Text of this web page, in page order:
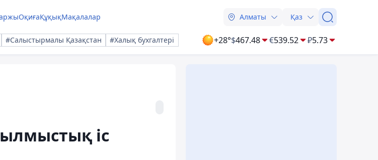
ОқиғаҚұқықМақалалар Алматы Қаз
#Салыстырмалы Қазақстан #Халық бухгалтері +28°$467.48 €539.52 ₽5.73
іс